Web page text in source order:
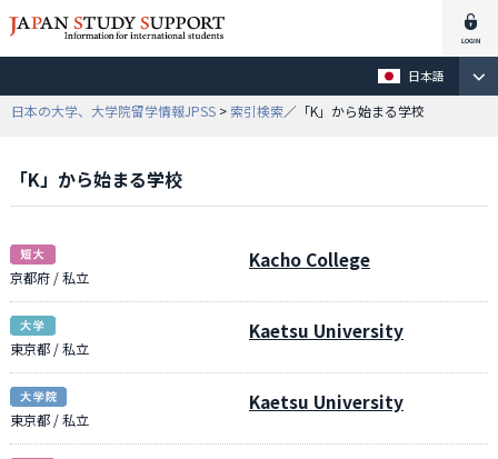
日本語
日本の大学、大学院留学情報JPSS > 索引検索／「K」から始まる学校
「K」から始まる学校
京都府 / 私立
Kacho College
東京都 / 私立
Kaetsu University
東京都 / 私立
Kaetsu University